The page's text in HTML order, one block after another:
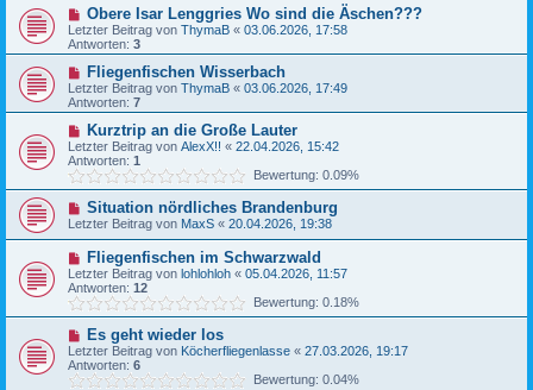
Obere Isar Lenggries Wo sind die Äschen???
Letzter Beitrag von ThymaB « 03.06.2026, 17:58
Antworten: 3
Fliegenfischen Wisserbach
Letzter Beitrag von ThymaB « 03.06.2026, 17:49
Antworten: 7
Kurztrip an die Große Lauter
Letzter Beitrag von AlexX!! « 22.04.2026, 15:42
Antworten: 1
Bewertung: 0.09%
Situation nördliches Brandenburg
Letzter Beitrag von MaxS « 20.04.2026, 19:38
Fliegenfischen im Schwarzwald
Letzter Beitrag von lohlohloh « 05.04.2026, 11:57
Antworten: 12
Bewertung: 0.18%
Es geht wieder los
Letzter Beitrag von Köcherfliegenlasse « 27.03.2026, 19:17
Antworten: 6
Bewertung: 0.04%